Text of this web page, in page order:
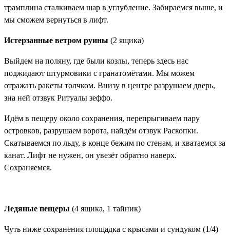
трамплина сталкиваем шар в углубление. Забираемся выше, и
мы сможем вернуться в лифт.
Истерзанные ветром руины (2 ящика)
Выйдем на поляну, где были козлы, теперь здесь нас
поджидают штурмовики с гранатомётами. Мы можем
отражать ракеты толчком. Внизу в центре разрушаем дверь,
зна ней отзвук Ритуалы зеффо.
Идём в пещеру около сохранения, перепрыгиваем пару
островков, разрушаем ворота, найдём отзвук Раскопки.
Скатываемся по льду, в конце бежим по стенам, и хватаемся за
канат. Лифт не нужен, он увезёт обратно наверх.
Сохраняемся.
Ледяные пещеры (4 ящика, 1 тайник)
Чуть ниже сохранения площадка с крысами и сундуком (1/4)